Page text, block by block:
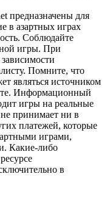
предназначены для
в азартных играх
Соблюдайте
игры. При
Помните, что
являться источником
Информационный
игры на реальные
принимает ни в
платежей, которые
играми,
Какие-либо
в